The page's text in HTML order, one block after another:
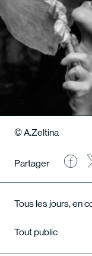
© A.Zeltina
Partager
Tous les jours, en
Tout public